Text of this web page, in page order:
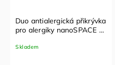
Duo antialergická přikrývka
pro alergiky nanoSPACE -
Skladem